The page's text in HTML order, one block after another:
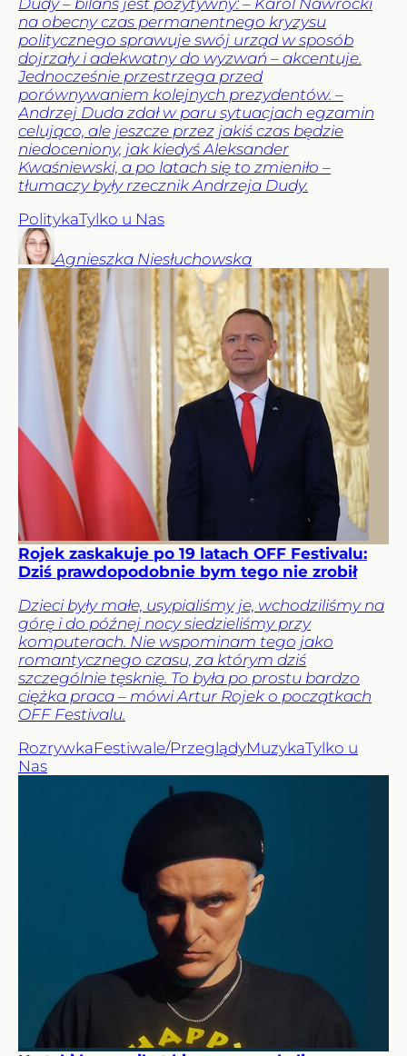
Dudy – bilans jest pozytywny: – Karol Nawrocki
na obecny czas permanentnego kryzysu
politycznego sprawuje swój urząd w sposób
dojrzały i adekwatny do wyzwań – akcentuje.
Jednocześnie przestrzega przed
porównywaniem kolejnych prezydentów. –
Andrzej Duda zdał w paru sytuacjach egzamin
celująco, ale jeszcze przez jakiś czas będzie
niedoceniony, jak kiedyś Aleksander
Kwaśniewski, a po latach się to zmieniło –
tłumaczy były rzecznik Andrzeja Dudy.
PolitykaTylko u Nas
Agnieszka Niesłuchowska
Rojek zaskakuje po 19 latach OFF Festivalu:
Dziś prawdopodobnie bym tego nie zrobił
Dzieci były małe, usypialiśmy je, wchodziliśmy na
górę i do późnej nocy siedzieliśmy przy
komputerach. Nie wspominam tego jako
romantycznego czasu, za którym dziś
szczególnie tęsknię. To była po prostu bardzo
ciężka praca – mówi Artur Rojek o początkach
OFF Festivalu.
RozrywkaFestiwale/PrzeglądyMuzykaTylko u
Nas